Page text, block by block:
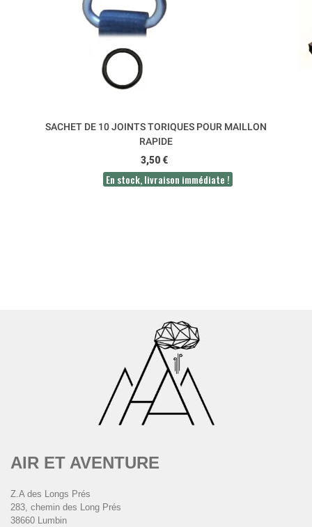
SACHET DE 10 JOINTS TORIQUES POUR MAILLON
RAPIDE
3,50 €
En stock, livraison immédiate !
AIR ET AVENTURE
Z.A des Longs Prés
283, chemin des Long Prés
38660 Lumbin